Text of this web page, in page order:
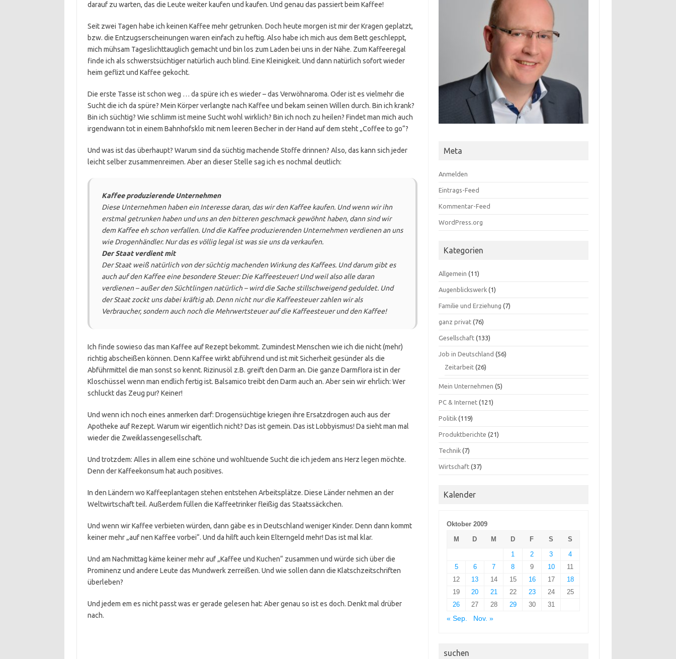
darauf zu warten, das die Leute weiter kaufen und kaufen. Und genau das passiert beim Kaffee!
Seit zwei Tagen habe ich keinen Kaffee mehr getrunken. Doch heute morgen ist mir der Kragen geplatzt,
bzw. die Entzugserscheinungen waren einfach zu heftig. Also habe ich mich aus dem Bett geschleppt,
mich mühsam Tageslichttauglich gemacht und bin los zum Laden bei uns in der Nähe. Zum Kaffeeregal
finde ich als schwerstsüchtiger natürlich auch blind. Eine Kleinigkeit. Und dann natürlich sofort wieder
heim geflizt und Kaffee gekocht.
Die erste Tasse ist schon weg … da spüre ich es wieder – das Verwöhnaroma. Oder ist es vielmehr die
Sucht die ich da spüre? Mein Körper verlangte nach Kaffee und bekam seinen Willen durch. Bin ich krank?
Bin ich süchtig? Wie schlimm ist meine Sucht wohl wirklich? Bin ich noch zu heilen? Findet man mich auch
irgendwann tot in einem Bahnhofsklo mit nem leeren Becher in der Hand auf dem steht „Coffee to go“?
Und was ist das überhaupt? Warum sind da süchtig machende Stoffe drinnen? Also, das kann sich jeder
leicht selber zusammenreimen. Aber an dieser Stelle sag ich es nochmal deutlich:
Kaffee produzierende Unternehmen
Diese Unternehmen haben ein Interesse daran, das wir den Kaffee kaufen. Und wenn wir ihn
erstmal getrunken haben und uns an den bitteren geschmack gewöhnt haben, dann sind wir
dem Kaffee eh schon verfallen. Und die Kaffee produzierenden Unternehmen verdienen an uns
wie Drogenhändler. Nur das es völlig legal ist was sie uns da verkaufen.
Der Staat verdient mit
Der Staat weiß natürlich von der süchtig machenden Wirkung des Kaffees. Und darum gibt es
auch auf den Kaffee eine besondere Steuer: Die Kaffeesteuer! Und weil also alle daran
verdienen – außer den Süchtlingen natürlich – wird die Sache stillschweigend geduldet. Und
der Staat zockt uns dabei kräftig ab. Denn nicht nur die Kaffeesteuer zahlen wir als
Verbraucher, sondern auch noch die Mehrwertsteuer auf die Kaffeesteuer und den Kaffee!
Ich finde sowieso das man Kaffee auf Rezept bekommt. Zumindest Menschen wie ich die nicht (mehr)
richtig abscheißen können. Denn Kaffee wirkt abführend und ist mit Sicherheit gesünder als die
Abführmittel die man sonst so kennt. Rizinusöl z.B. greift den Darm an. Die ganze Darmflora ist in der
Kloschüssel wenn man endlich fertig ist. Balsamico treibt den Darm auch an. Aber sein wir ehrlich: Wer
schluckt das Zeug pur? Keiner!
Und wenn ich noch eines anmerken darf: Drogensüchtige kriegen ihre Ersatzdrogen auch aus der
Apotheke auf Rezept. Warum wir eigentlich nicht? Das ist gemein. Das ist Lobbyismus! Da sieht man mal
wieder die Zweiklassengesellschaft.
Und trotzdem: Alles in allem eine schöne und wohltuende Sucht die ich jedem ans Herz legen möchte.
Denn der Kaffeekonsum hat auch positives.
In den Ländern wo Kaffeeplantagen stehen entstehen Arbeitsplätze. Diese Länder nehmen an der
Weltwirtschaft teil. Außerdem füllen die Kaffeetrinker fleißig das Staatssäckchen.
Und wenn wir Kaffee verbieten würden, dann gäbe es in Deutschland weniger Kinder. Denn dann kommt
keiner mehr „auf nen Kaffee vorbei“. Und da hilft auch kein Elterngeld mehr! Das ist mal klar.
Und am Nachmittag käme keiner mehr auf „Kaffee und Kuchen“ zusammen und würde sich über die
Prominenz und andere Leute das Mundwerk zerreißen. Und wie sollen dann die Klatschzeitschriften
überleben?
Und jedem em es nicht passt was er gerade gelesen hat: Aber genau so ist es doch. Denkt mal drüber
nach.
Meta
Anmelden
Eintrags-Feed
Kommentar-Feed
WordPress.org
Kategorien
Allgemein (11)
Augenblickswerk (1)
Familie und Erziehung (7)
ganz privat (76)
Gesellschaft (133)
Job in Deutschland (56)
Zeitarbeit (26)
Mein Unternehmen (5)
PC & Internet (121)
Politik (119)
Produktberichte (21)
Technik (7)
Wirtschaft (37)
Kalender
Oktober 2009
M
D M D F S
S
1
2 3
4
5
6 7 8 9 10
11
12
13 14 15 16 17
18
19
20 21 22 23 24
25
26
27 28 29 30
31
« Sep.
Nov. »
suchen